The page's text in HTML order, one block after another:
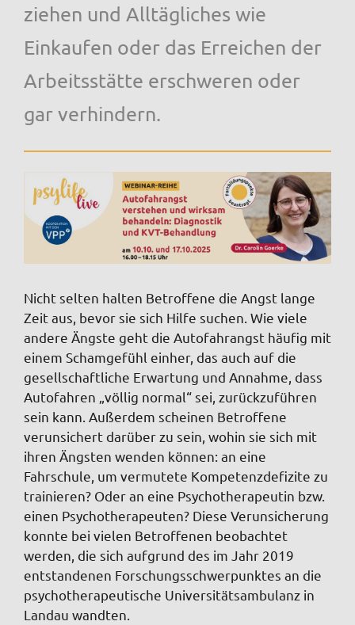
ziehen und Alltägliches wie
Einkaufen oder das Erreichen der
Arbeitsstätte erschweren oder
gar verhindern.
Nicht selten halten Betroffene die Angst lange
Zeit aus, bevor sie sich Hilfe suchen. Wie viele
andere Ängste geht die Autofahrangst häufig mit
einem Schamgefühl einher, das auch auf die
gesellschaftliche Erwartung und Annahme, dass
Autofahren „völlig normal“ sei, zurückzuführen
sein kann. Außerdem scheinen Betroffene
verunsichert darüber zu sein, wohin sie sich mit
ihren Ängsten wenden können: an eine
Fahrschule, um vermutete Kompetenzdefizite zu
trainieren? Oder an eine Psychotherapeutin bzw.
einen Psychotherapeuten? Diese Verunsicherung
konnte bei vielen Betroffenen beobachtet
werden, die sich aufgrund des im Jahr 2019
entstandenen Forschungsschwerpunktes an die
psychotherapeutische Universitätsambulanz in
Landau wandten.